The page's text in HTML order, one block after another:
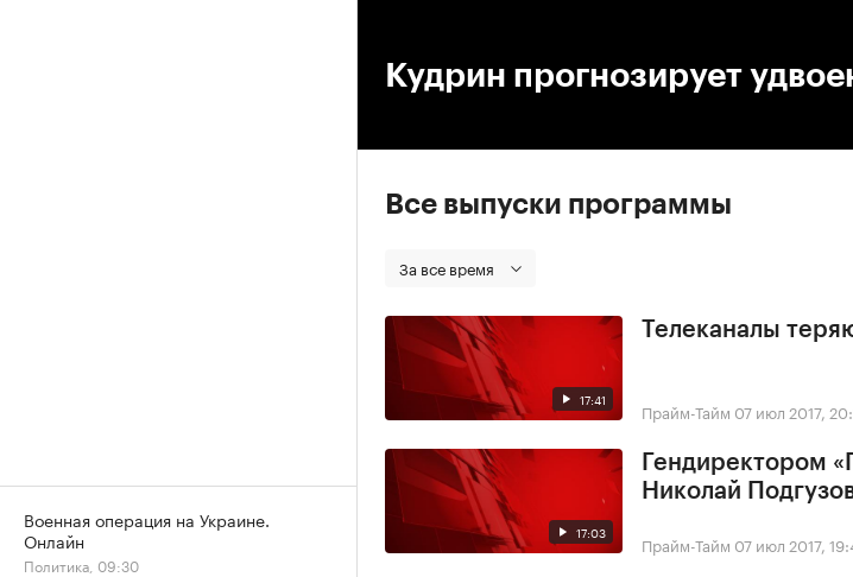
Кудрин прогнозирует
Все выпуски программы
За все время
17:41
Телеканалы
Прайм-Тайм 07 июл 2017,
17:03
Гендиректором
Николай
Прайм-Тайм 07 июл 2017,
Военная операция на Украине.
Онлайн
Политика, 09:30